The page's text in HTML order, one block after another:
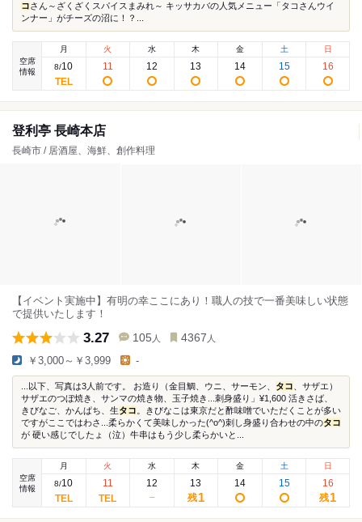
コさん～ざくざくスパイスまみれ～ キッサカバの人気メニュー「タコさんウイ
ンナー」がチーズの沼に！？...
空席
情報
月
8/10
火
11
水
12
木
13
金
14
土
15
日
16
登利亭 長崎本店
長崎市 / 居酒屋、海鮮、創作料理
【イベント実施中】有明の幸ここにあり！職人の技で一番美味しい状態
で提供いたします！
3.27 105 人 4367 人
￥3,000～￥3,999 -
...以下、写真は3人前です。 お造り（金目鯛、ウニ、サーモン、 タコ 、サザエ）
サザエのつぼ焼き、サンマの焼き物、玉子焼き...刺身盛り」¥1,600 活きさば、
きびなご、かんぱち、生タコ 。きびなこは東京だと酢味噌でいただくことが多い
ですがここではわさ...柔らかくて美味しかった(^o^)刺し身盛り合わせの中のタコ
が 硬い感じでしたょ（泣）牛串はもう少し柔らかいと...
空席
情報
月
8/10
火
11
水
12
木
13
残1
金
14
土
15
日
16
残1